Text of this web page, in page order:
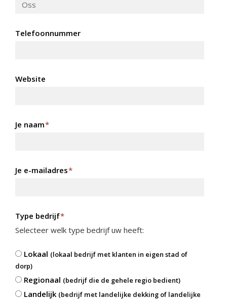
Telefoonnummer
Website
Je naam*
Je e-mailadres*
Type bedrijf*
Selecteer welk type bedrijf uw heeft:
Lokaal (lokaal bedrijf met klanten in eigen stad of
dorp)
Regionaal (bedrijf die de gehele regio bedient)
Landelijk (bedrijf met landelijke dekking of landelijke